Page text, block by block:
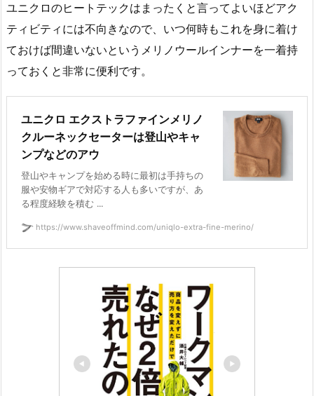
ユニクロのヒートテックはまったくと言ってよいほどアク
ティビティには不向きなので、いつ何時もこれを身に着け
ておけば間違いないというメリノウールインナーを一着持
っておくと非常に便利です。
ユニクロ エクストラファインメリノ
クルーネックセーターは登山やキャ
ンプなどのアウ
登山やキャンプを始める時に最初は手持ちの
服や安物ギアで対応する人も多いですが、あ
る程度経験を積む ...
https://www.shaveoffmind.com/uniqlo-extra-fine-merino/